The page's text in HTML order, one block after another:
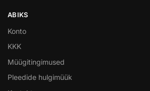
ABIKS
Konto
KKK
Müügitingimused
Pleedide hulgimüük